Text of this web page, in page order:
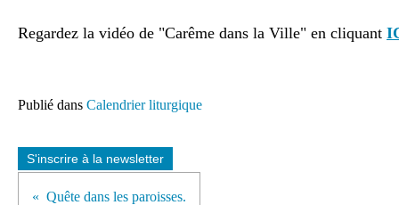
Regardez la vidéo de "Carême dans la Ville" en cliquant
Publié dans Calendrier liturgique
S'inscrire à la newsletter
Quête dans les paroisses.